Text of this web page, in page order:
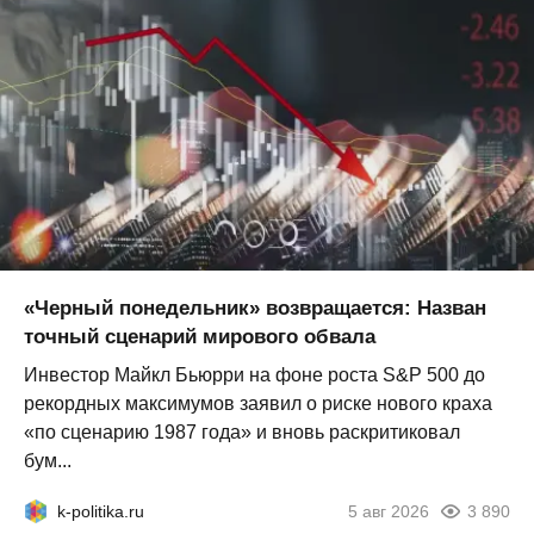
«Черный понедельник» возвращается: Назван
точный сценарий мирового обвала
Инвестор Майкл Бьюрри на фоне роста S&P 500 до
рекордных максимумов заявил о риске нового краха
«по сценарию 1987 года» и вновь раскритиковал
бум...
k-politika.ru 5 авг 2026 3 890